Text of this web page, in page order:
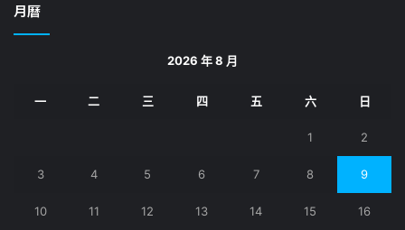
月曆
2026 年 8 月
一 二 三 四 五 六 日
1 2
3 4 5 6 7 8 9
10 11 12 13 14 15 16